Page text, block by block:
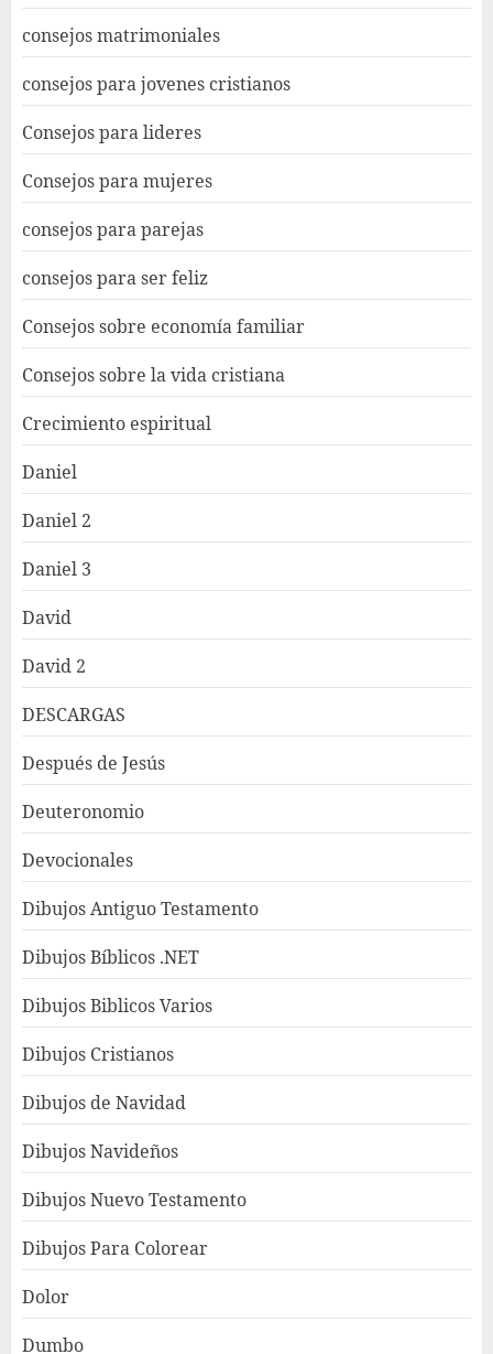
consejos matrimoniales
consejos para jovenes cristianos
Consejos para lideres
Consejos para mujeres
consejos para parejas
consejos para ser feliz
Consejos sobre economía familiar
Consejos sobre la vida cristiana
Crecimiento espiritual
Daniel
Daniel 2
Daniel 3
David
David 2
DESCARGAS
Después de Jesús
Deuteronomio
Devocionales
Dibujos Antiguo Testamento
Dibujos Bíblicos .NET
Dibujos Biblicos Varios
Dibujos Cristianos
Dibujos de Navidad
Dibujos Navideños
Dibujos Nuevo Testamento
Dibujos Para Colorear
Dolor
Dumbo